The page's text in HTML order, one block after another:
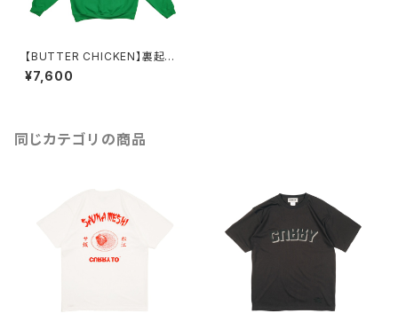
【BUTTER CHICKEN】裏起毛
パーカー（GREEN）
¥7,600
同じカテゴリの商品